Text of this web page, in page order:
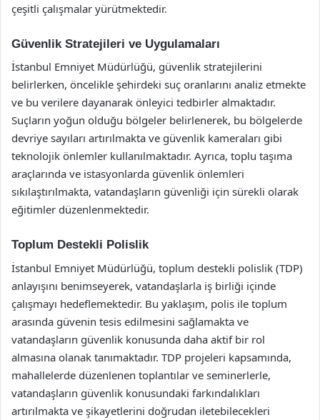
çeşitli çalışmalar yürütmektedir.
Güvenlik Stratejileri ve Uygulamaları
İstanbul Emniyet Müdürlüğü, güvenlik stratejilerini
belirlerken, öncelikle şehirdeki suç oranlarını analiz etmekte
ve bu verilere dayanarak önleyici tedbirler almaktadır.
Suçların yoğun olduğu bölgeler belirlenerek, bu bölgelerde
devriye sayıları artırılmakta ve güvenlik kameraları gibi
teknolojik önlemler kullanılmaktadır. Ayrıca, toplu taşıma
araçlarında ve istasyonlarda güvenlik önlemleri
sıkılaştırılmakta, vatandaşların güvenliği için sürekli olarak
eğitimler düzenlenmektedir.
Toplum Destekli Polislik
İstanbul Emniyet Müdürlüğü, toplum destekli polislik (TDP)
anlayışını benimseyerek, vatandaşlarla iş birliği içinde
çalışmayı hedeflemektedir. Bu yaklaşım, polis ile toplum
arasında güvenin tesis edilmesini sağlamakta ve
vatandaşların güvenlik konusunda daha aktif bir rol
almasına olanak tanımaktadır. TDP projeleri kapsamında,
mahallelerde düzenlenen toplantılar ve seminerlerle,
vatandaşların güvenlik konusundaki farkındalıkları
artırılmakta ve şikayetlerini doğrudan iletebilecekleri